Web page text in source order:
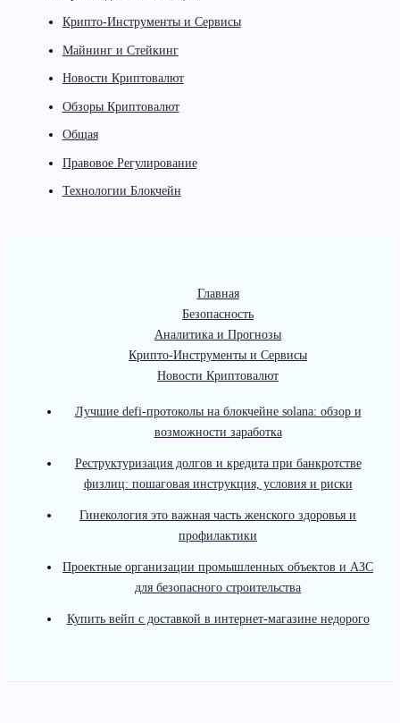
Крипто-Инструменты и Сервисы
Майнинг и Стейкинг
Новости Криптовалют
Обзоры Криптовалют
Общая
Правовое Регулирование
Технологии Блокчейн
Главная
Безопасность
Аналитика и Прогнозы
Крипто-Инструменты и Сервисы
Новости Криптовалют
Лучшие defi-протоколы на блокчейне solana: обзор и
возможности заработка
Реструктуризация долгов и кредита при банкротстве
физлиц: пошаговая инструкция, условия и риски
Гинекология это важная часть женского здоровья и
профилактики
Проектные организации промышленных объектов и АЗС
для безопасного строительства
Купить вейп с доставкой в интернет-магазине недорого